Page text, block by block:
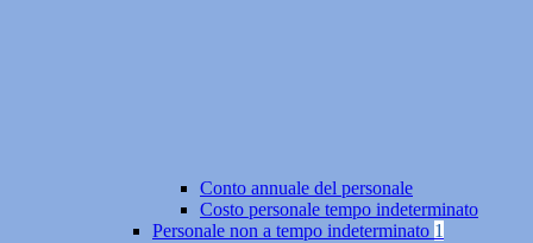
Conto annuale del personale
Costo personale tempo indeterminato
Personale non a tempo indeterminato 1